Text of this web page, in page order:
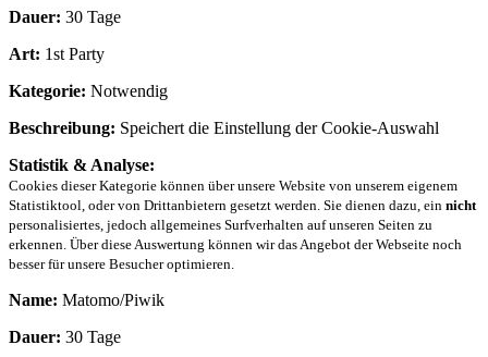
Dauer: 30 Tage
Art: 1st Party
Kategorie: Notwendig
Beschreibung: Speichert die Einstellung der Cookie-Auswahl
Statistik & Analyse:
Cookies dieser Kategorie können über unsere Website von unserem eigenem
Statistiktool, oder von Drittanbietern gesetzt werden. Sie dienen dazu, ein nicht
personalisiertes, jedoch allgemeines Surfverhalten auf unseren Seiten zu
erkennen. Über diese Auswertung können wir das Angebot der Webseite noch
besser für unsere Besucher optimieren.
Name: Matomo/Piwik
Dauer: 30 Tage